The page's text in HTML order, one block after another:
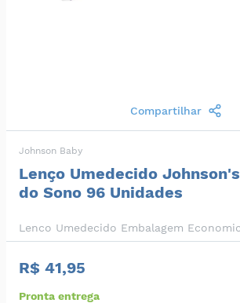
Compartilhar
Johnson Baby
Lenço Umedecido
do Sono 96 Unidades
Lenco Umedecido Embalagem
R$ 41,95
Pronta entrega